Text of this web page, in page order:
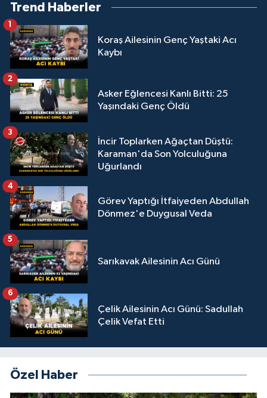
Trend Haberler
Koraş Ailesinin Genç Yaştaki Acı
Kaybı
1
Asker Eğlencesi Kanlı Bitti: 25
Yaşındaki Genç Öldü
2
İncir Toplarken Ağaçtan Düştü:
Karaman'da Son Yolculuğuna
Uğurlandı
3
Görev Yaptığı İtfaiyeden Abdullah
Dönmez'e Duygusal Veda
4
Sarıkavak Ailesinin Acı Günü
5
Çelik Ailesinin Acı Günü: Sadullah
Çelik Vefat Etti
6
Özel Haber